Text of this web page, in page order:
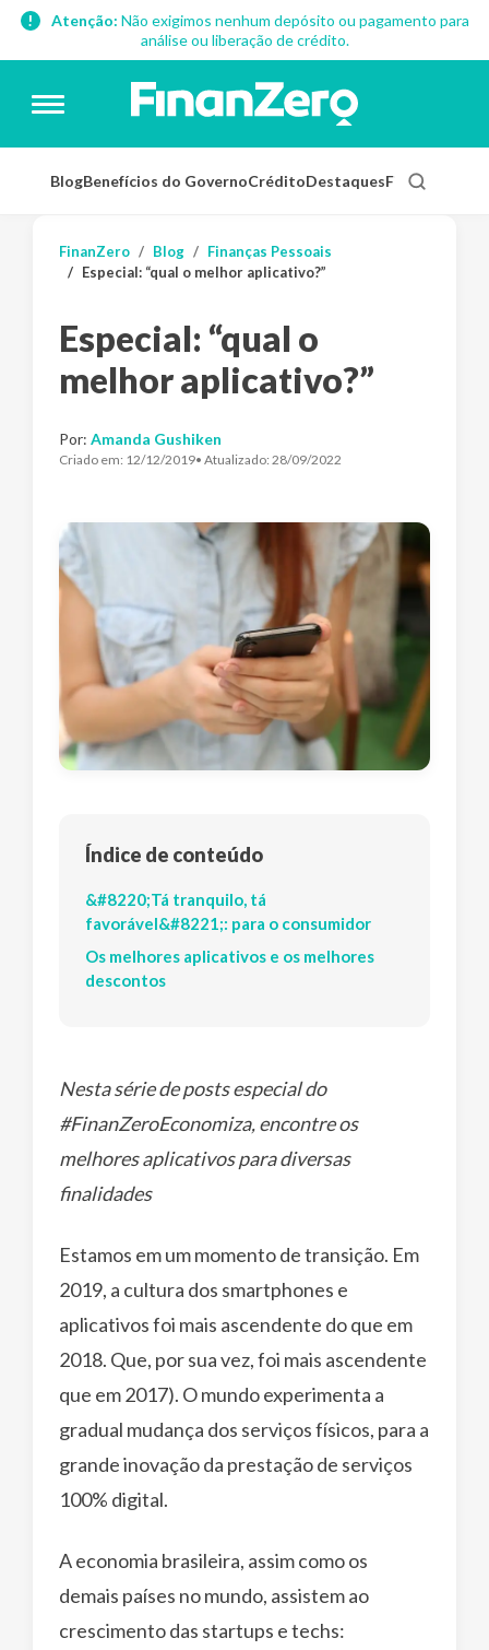
Atenção: Não exigimos nenhum depósito ou pagamento para
análise ou liberação de crédito.
BlogBenefícios do GovernoCréditoDestaquesFinanças
FinanZero Blog
Finanças Pessoais
Especial: “qual o melhor aplicativo?”
Especial: “qual o
melhor aplicativo?”
Por: Amanda Gushiken
Criado em: 12/12/2019• Atualizado: 28/09/2022
Índice de conteúdo
&#8220;Tá tranquilo, tá
favorável&#8221;: para o consumidor
Os melhores aplicativos e os melhores
descontos
Nesta série de posts especial do
#FinanZeroEconomiza, encontre os
melhores aplicativos para diversas
finalidades
Estamos em um momento de transição. Em
2019, a cultura dos smartphones e
aplicativos foi mais ascendente do que em
2018. Que, por sua vez, foi mais ascendente
que em 2017). O mundo experimenta a
gradual mudança dos serviços físicos, para a
grande inovação da prestação de serviços
100% digital.
A economia brasileira, assim como os
demais países no mundo, assistem ao
crescimento das startups e techs: